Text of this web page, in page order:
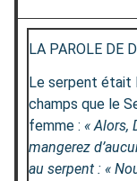
LA PAROLE DE
Le serpent était
champs que le
femme : « Alors,
mangerez
au serpent : «